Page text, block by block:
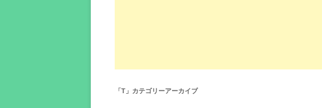
「T 」カテゴリーアーカイブ